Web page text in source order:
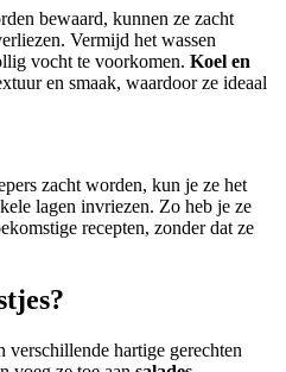
bewaard, kunnen ze zacht
Vermijd het wassen
vocht te voorkomen. Koel en
en smaak, waardoor ze ideaal
zacht worden, kun je ze het
lagen invriezen. Zo heb je ze
recepten, zonder dat ze
verschillende hartige gerechten